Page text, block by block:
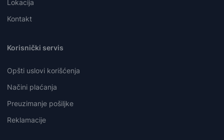
Lokacija
Kontakt
Korisnički servis
Opšti uslovi korišćenja
Načini plaćanja
Preuzimanje pošiljke
Reklamacije